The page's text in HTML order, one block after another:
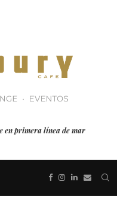
en primera línea de mar